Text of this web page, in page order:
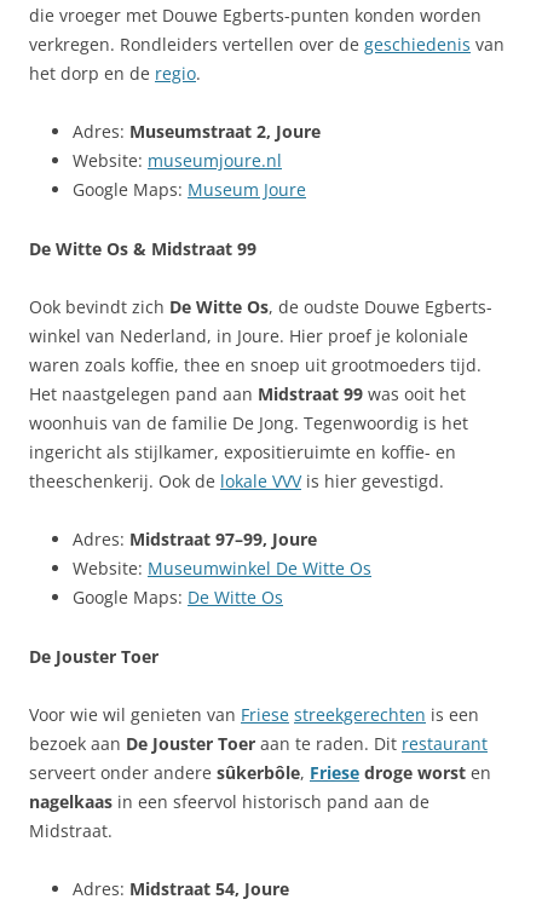
die vroeger met Douwe Egberts-punten konden worden
verkregen. Rondleiders vertellen over de geschiedenis van
het dorp en de regio.
Adres: Museumstraat 2, Joure
Website: museumjoure.nl
Google Maps: Museum Joure
De Witte Os & Midstraat 99
Ook bevindt zich De Witte Os, de oudste Douwe Egberts-
winkel van Nederland, in Joure. Hier proef je koloniale
waren zoals koffie, thee en snoep uit grootmoeders tijd.
Het naastgelegen pand aan Midstraat 99 was ooit het
woonhuis van de familie De Jong. Tegenwoordig is het
ingericht als stijlkamer, expositieruimte en koffie- en
theeschenkerij. Ook de lokale VVVis hier gevestigd.
Adres: Midstraat 97–99, Joure
Website: Museumwinkel De Witte Os
Google Maps: De Witte Os
De Jouster Toer
Voor wie wil genieten van Friese streekgerechten is een
bezoek aan De Jouster Toer aan te raden. Dit restaurant
serveert onder andere sûkerbôle, Friese droge worst en
nagelkaas in een sfeervol historisch pand aan de
Midstraat.
Adres: Midstraat 54, Joure